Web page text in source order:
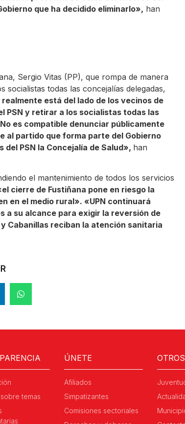
que ha decidido eliminarlo», han
Sergio Vitas (PP), que rompa de manera
todas las concejalías delegadas,
está del lado de los vecinos de
PSN y retirar a los socialistas todas las
es compatible denunciar públicamente
al partido que forma parte del Gobierno
PSN la Concejalía de Salud», han
el mantenimiento de todos los servicios
cierre de Fustiñana pone en riesgo la
en el medio rural». «UPN continuará
a su alcance para exigir la reversión de
Cabanillas reciban la atención sanitaria
temas
ÚNETE
Afiliados
Simpatizantes
Comisiones sectoriales
OTROS